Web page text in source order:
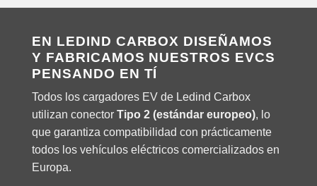
EN LEDIND CARBOX DISEÑAMOS
Y FABRICAMOS NUESTROS EVCS
PENSANDO EN TÍ
Todos los cargadores EV de Ledind Carbox
utilizan conector Tipo 2 (estándar europeo), lo
que garantiza compatibilidad con prácticamente
todos los vehículos eléctricos comercializados en
Europa.